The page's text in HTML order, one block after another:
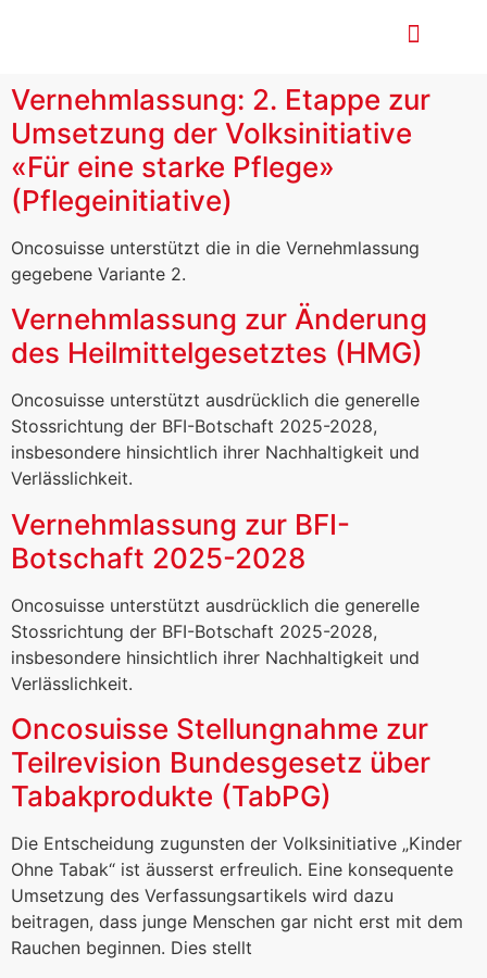
Vernehmlassung: 2. Etappe zur
Umsetzung der Volksinitiative
«Für eine starke Pflege»
(Pflegeinitiative)
Oncosuisse unterstützt die in die Vernehmlassung
gegebene Variante 2.
Vernehmlassung zur Änderung
des Heilmittelgesetztes (HMG)
Oncosuisse unterstützt ausdrücklich die generelle
Stossrichtung der BFI-Botschaft 2025-2028,
insbesondere hinsichtlich ihrer Nachhaltigkeit und
Verlässlichkeit.
Vernehmlassung zur BFI-
Botschaft 2025-2028
Oncosuisse unterstützt ausdrücklich die generelle
Stossrichtung der BFI-Botschaft 2025-2028,
insbesondere hinsichtlich ihrer Nachhaltigkeit und
Verlässlichkeit.
Oncosuisse Stellungnahme zur
Teilrevision Bundesgesetz über
Tabakprodukte (TabPG)
Die Entscheidung zugunsten der Volksinitiative „Kinder
Ohne Tabak“ ist äusserst erfreulich. Eine konsequente
Umsetzung des Verfassungsartikels wird dazu
beitragen, dass junge Menschen gar nicht erst mit dem
Rauchen beginnen. Dies stellt